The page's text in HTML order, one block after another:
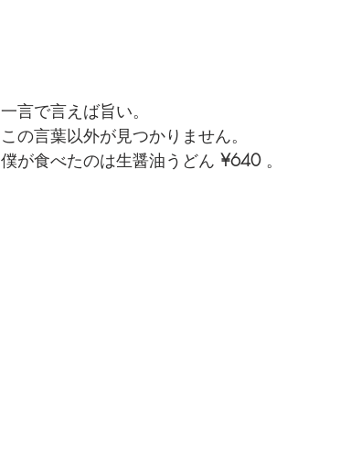
一言で言えば旨い。
この言葉以外が見つかりません。
僕が食べたのは生醤油うどん ¥640 。